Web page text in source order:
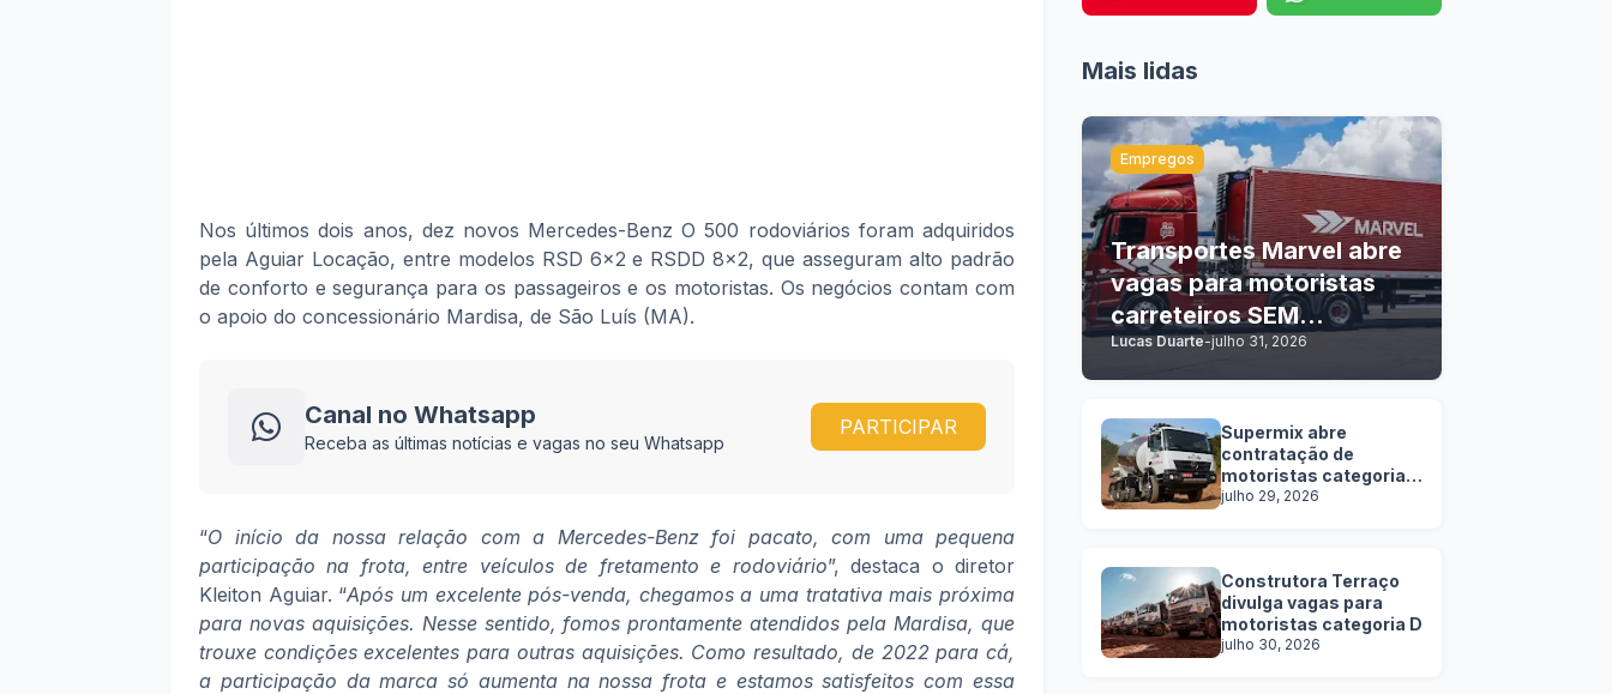
Nos últimos dois anos, dez novos Mercedes-Benz O 500 rodoviários foram adquiridos
pela Aguiar Locação, entre modelos RSD 6x2 e RSDD 8x2, que asseguram alto padrão
de conforto e segurança para os passageiros e os motoristas. Os negócios contam com
o apoio do concessionário Mardisa, de São Luís (MA).
Canal no Whatsapp
Receba as últimas notícias e vagas no seu Whatsapp
PARTICIPAR
“O início da nossa relação com a Mercedes-Benz foi pacato, com uma pequena
participação na frota, entre veículos de fretamento e rodoviário”, destaca o diretor
Kleiton Aguiar. “Após um excelente pós-venda, chegamos a uma tratativa mais próxima
para novas aquisições. Nesse sentido, fomos prontamente atendidos pela Mardisa, que
trouxe condições excelentes para outras aquisições. Como resultado, de 2022 para cá,
a participação da marca só aumenta na nossa frota e estamos satisfeitos com essa
Mais lidas
Empregos
Transportes Marvel abre
vagas para motoristas
carreteiros SEM
EXPERIÊNCIA
Lucas Duarte-julho 31, 2026
Supermix abre
contratação de
motoristas categoria
C, D e E
julho 29, 2026
Construtora Terraço
divulga vagas para
motoristas categoria D
julho 30, 2026